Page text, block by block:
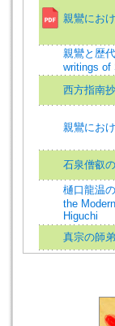
親鸞にお
親鸞と歴
writings of
西方指南
親鸞にお
石泉僧叡
樋口龍温
the
Higuchi
真宗の師